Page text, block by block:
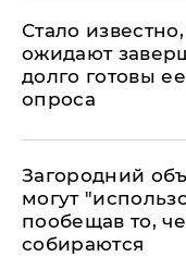
Стало
ожидают
долго готовы
опроса
Загородний
могут
пообещав то,
собираются